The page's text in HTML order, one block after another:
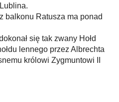
balkonu Ratusza ma ponad
się tak zwany Hołd
lennego przez Albrechta
królowi Zygmuntowi II